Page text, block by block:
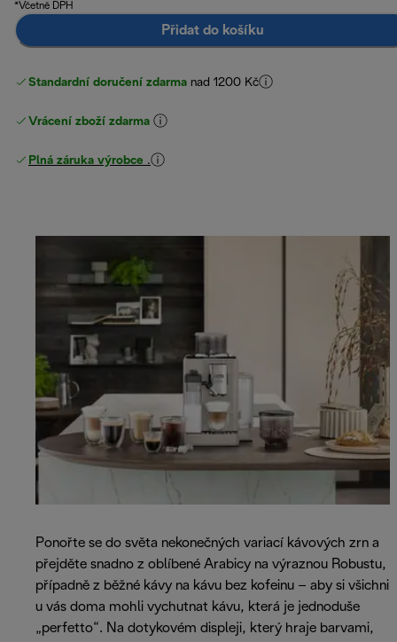
*Včetně DPH
Přidat do košíku
Standardní doručení zdarma nad 1200 Kč
Vrácení zboží zdarma
Plná záruka výrobce .
Ponořte se do světa nekonečných variací kávových zrn a
přejděte snadno z oblíbené Arabicy na výraznou Robustu,
případně z běžné kávy na kávu bez kofeinu – aby si všichni
u vás doma mohli vychutnat kávu, která je jednoduše
„perfetto“. Na dotykovém displeji, který hraje barvami,